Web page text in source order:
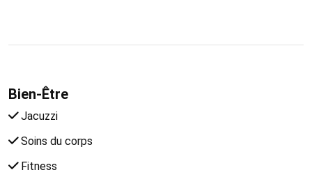
Bien-Être
Jacuzzi
Soins du corps
Fitness